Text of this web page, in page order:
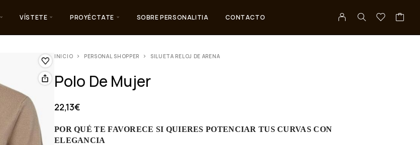
VÍSTETE PROYÉCTATE SOBRE PERSONALITIA CONTACTO
INICIO PERSONAL SHOPPER SILUETA RELOJ DE ARENA
Polo De Mujer
22,13€
POR QUÉ TE FAVORECE SI QUIERES POTENCIAR TUS CURVAS CON
ELEGANCIA